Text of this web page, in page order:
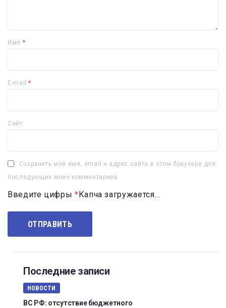
Имя *
E-mail*
Сайт
Сохранить моё имя, email и адрес сайта в этом браузере для
последующих моих комментариев.
Введите цифры *Капча загружается...
Последние записи
НОВОСТИ
ВС РФ: отсутствие бюджетного